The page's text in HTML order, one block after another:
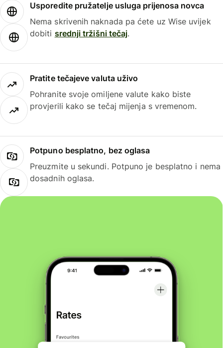
Usporedite pružatelje usluga prijenosa novca
Nema skrivenih naknada pa ćete uz Wise uvijek
dobiti srednji tržišni tečaj.
Pratite tečajeve valuta uživo
Pohranite svoje omiljene valute kako biste
provjerili kako se tečaj mijenja s vremenom.
Potpuno besplatno, bez oglasa
Preuzmite u sekundi. Potpuno je besplatno i nema
dosadnih oglasa.